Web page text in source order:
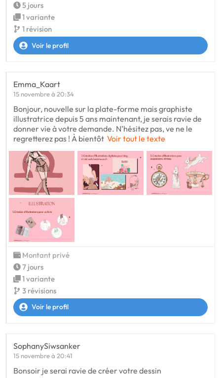
5 jours
1 variante
1 révision
Voir le profil
Emma_Kaart
15 novembre à 20:34
Bonjour, nouvelle sur la plate-forme mais graphiste
illustratrice depuis 5 ans maintenant, je serais ravie de
donner vie à votre demande. N’hésitez pas, ve ne le
regretterez pas ! À bientôt Voir tout le texte
Montant privé
7 jours
1 variante
3 révisions
Voir le profil
SophanySiwsanker
15 novembre à 20:41
Bonsoir je serai ravie de créer votre dessin